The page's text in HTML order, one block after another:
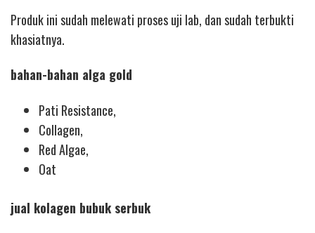
Produk ini sudah melewati proses uji lab, dan sudah terbukti
khasiatnya.
bahan-bahan alga gold
Pati Resistance,
Collagen,
Red Algae,
Oat
jual kolagen bubuk serbuk